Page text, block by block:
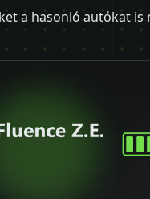
a hasonló autókat is